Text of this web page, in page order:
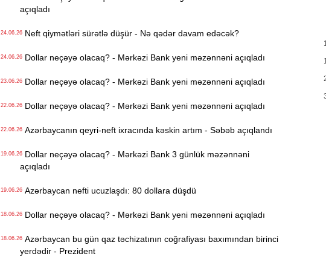
açıqladı
24.06.26Neft qiymətləri sürətlə düşür - Nə qədər davam edəcək?
24.06.26Dollar neçəyə olacaq? - Mərkəzi Bank yeni məzənnəni açıqladı
23.06.26Dollar neçəyə olacaq? - Mərkəzi Bank yeni məzənnəni açıqladı
22.06.26Dollar neçəyə olacaq? - Mərkəzi Bank yeni məzənnəni açıqladı
22.06.26Azərbaycanın qeyri-neft ixracında kəskin artım - Səbəb açıqlandı
19.06.26Dollar neçəyə olacaq? - Mərkəzi Bank 3 günlük məzənnəni
açıqladı
19.06.26Azərbaycan nefti ucuzlaşdı: 80 dollara düşdü
18.06.26Dollar neçəyə olacaq? - Mərkəzi Bank yeni məzənnəni açıqladı
18.06.26Azərbaycan bu gün qaz təchizatının coğrafiyası baxımından birinci
yerdədir - Prezident